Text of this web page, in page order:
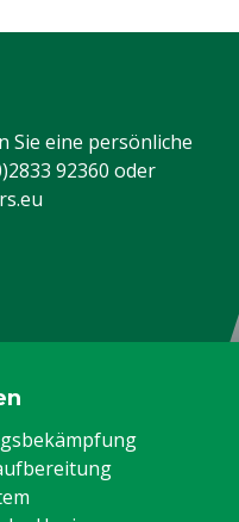
Sie eine persönliche
92360 oder